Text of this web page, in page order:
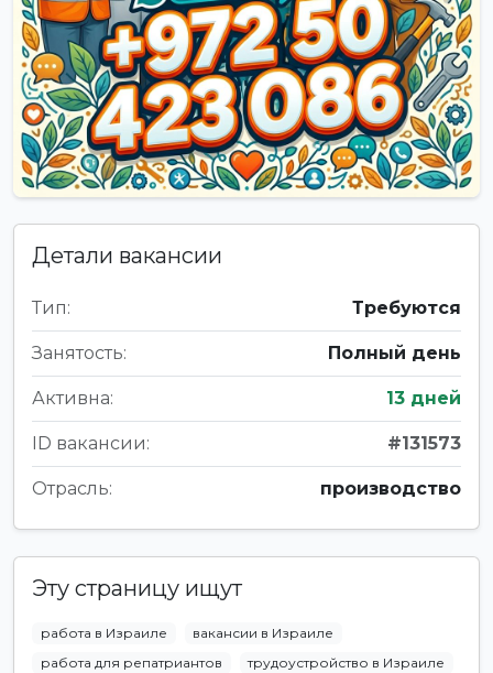
Детали вакансии
Тип: Требуются
Занятость: Полный день
Активна: 13 дней
ID вакансии: #131573
Отрасль: производство
Эту страницу ищут
работа в Израиле
вакансии в Израиле
работа для репатриантов
трудоустройство в Израиле